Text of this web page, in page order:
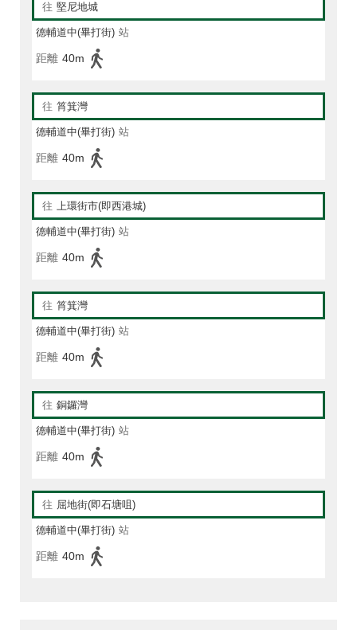
往 堅尼地城
德輔道中(畢打街) 站
距離 40m
往 筲箕灣
德輔道中(畢打街) 站
距離 40m
往 上環街市(即西港城)
德輔道中(畢打街) 站
距離 40m
往 筲箕灣
德輔道中(畢打街) 站
距離 40m
往 銅鑼灣
德輔道中(畢打街) 站
距離 40m
往 屈地街(即石塘咀)
德輔道中(畢打街) 站
距離 40m